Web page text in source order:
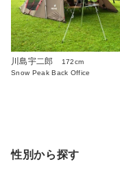
川島宇二郎
172cm
Snow Peak Back Office
性別から探す